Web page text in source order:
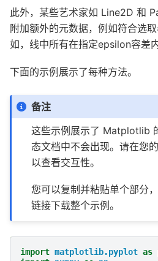
此外，某些艺术家如 Line2D 和
附加额外的元数据，例如符合选
如，线中所有在指定epsilon容差内
下面的示例展示了每种方法。
备注
这些示例展示了 Matplotlib
态文档中不会出现。请在您
以查看交互性。
您可以复制并粘贴单个部分
链接下载整个示例。
import matplotlib.pyplot as